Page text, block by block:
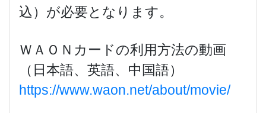
込）が必要となります。
ＷＡＯＮカードの利用方法の動画
（日本語、英語、中国語）
https://www.waon.net/about/movie/